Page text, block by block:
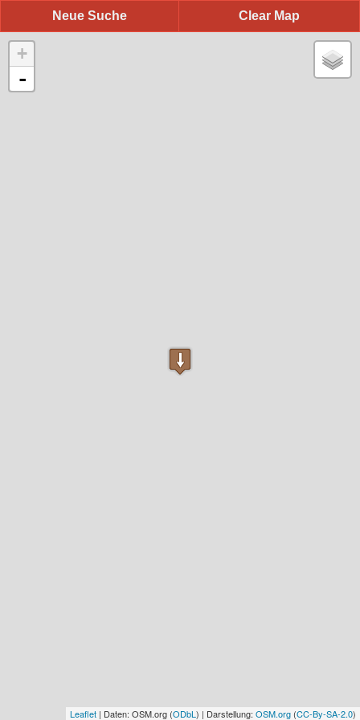
Clear Map
Neue Suche
+
-
Leaflet | Daten: OSM.org (ODbL ) | Darstellung: OSM.org (CC-By-SA-2.0)